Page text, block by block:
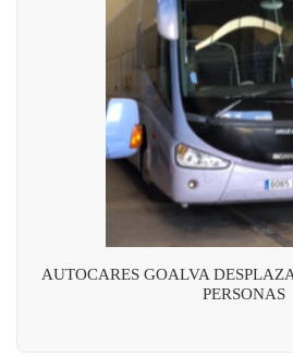
AUTOCARES GOALVA
PERSONAS